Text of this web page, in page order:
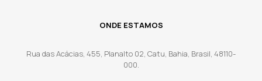
ONDE ESTAMOS
Rua das Acácias, 455, Planalto 02, Catu, Bahia, Brasil, 48110-
000.